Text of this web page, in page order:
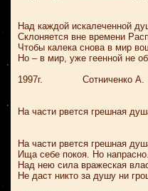
Над каждой искалеченной
Склоняется вне времени
Чтобы калека снова в мир
Но – в мир, уже геенной не
1997г. Сотниченко А.
На части рвется грешная
На части рвется грешная
Ища себе покоя. Но напрасно.
Над нею сила вражеская
Не даст никто за душу ни